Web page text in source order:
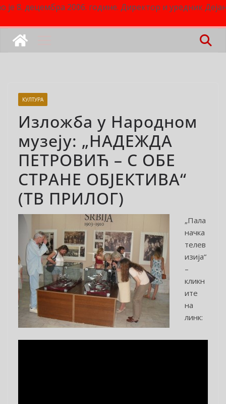
је 8. децембра 2006. године. Директор и уредник
КУЛТУРА
Изложба у Народном
музеју: „НАДЕЖДА
ПЕТРОВИЋ – С ОБЕ
СТРАНЕ ОБЈЕКТИВА“
(ТВ ПРИЛОГ)
„Пала
начка
телев
изија“
–
кликн
ите
на
линк: